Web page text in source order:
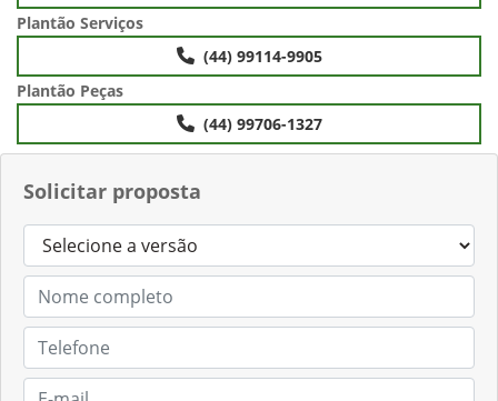
Solicitar proposta
Plantão Serviços
(44) 99114-9905
Plantão Peças
(44) 99706-1327